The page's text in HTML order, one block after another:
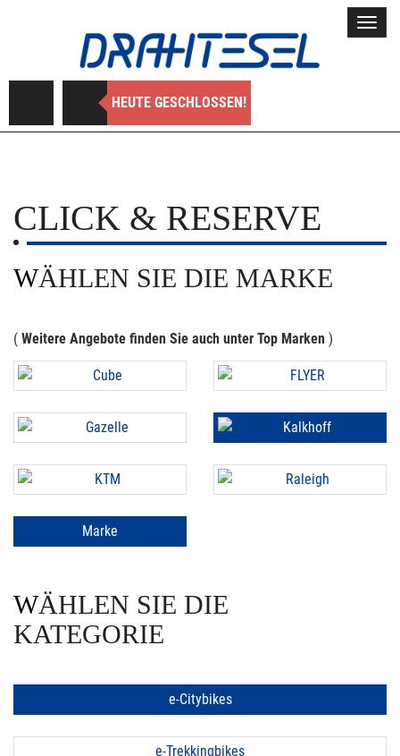
HEUTE GESCHLOSSEN!
CLICK & RESERVE
WÄHLEN SIE DIE MARKE
( Weitere Angebote finden Sie auch unter Top Marken )
Marke
WÄHLEN SIE DIE
KATEGORIE
e-Citybikes
e-Trekkingbikes